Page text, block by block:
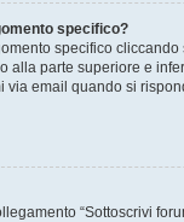
specifico?
specifico
alla parte superiore e
email quando si
“Sottoscrivi